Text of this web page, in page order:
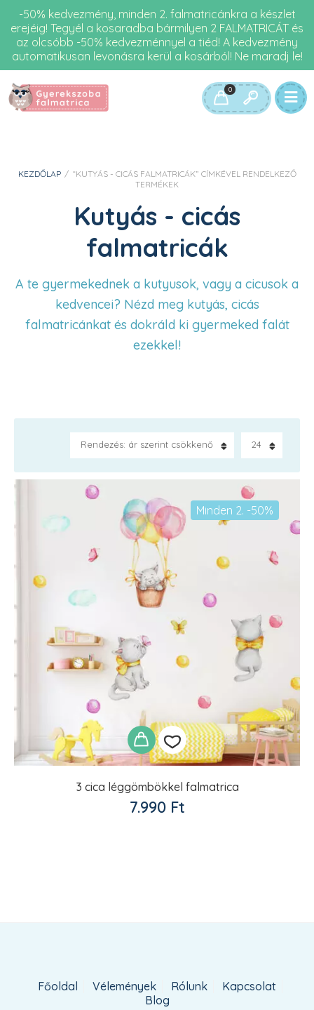
-50% kedvezmény, minden 2. falmatricánkra a készlet
erejéig! Tegyél a kosaradba bármilyen 2 FALMATRICÁT és
az olcsóbb -50% kedvezménnyel a tiéd! A kedvezmény
automatikusan levonásra kerül a kosárból! Ne maradj le!
0
KEZDŐLAP / “KUTYÁS - CICÁS FALMATRICÁK” CÍMKÉVEL RENDELKEZŐ
TERMÉKEK
Kutyás - cicás
falmatricák
A te gyermekednek a kutyusok, vagy a cicusok a
kedvencei? Nézd meg kutyás, cicás
falmatricánkat és dokráld ki gyermeked falát
ezekkel!
24
Rendezés: ár szerint csökkenő
3 cica léggömbökkel falmatrica
7.990 Ft
Minden 2. -50%
Kedvencekhez
Főoldal Vélemények Rólunk
Kapcsolat
Blog